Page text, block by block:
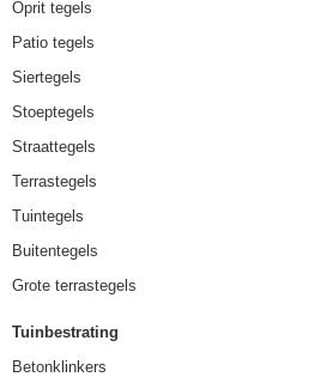
Oprit tegels
Patio tegels
Siertegels
Stoeptegels
Straattegels
Terrastegels
Tuintegels
Buitentegels
Grote terrastegels
Tuinbestrating
Betonklinkers